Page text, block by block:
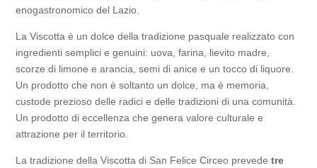
enogastronomico del Lazio.
La Viscotta è un dolce della tradizione pasquale realizzato con
ingredienti semplici e genuini: uova, farina, lievito madre,
scorze di limone e arancia, semi di anice e un tocco di liquore.
Un prodotto che non è soltanto un dolce, ma è memoria,
custode prezioso delle radici e delle tradizioni di una comunità.
Un prodotto di eccellenza che genera valore culturale e
attrazione per il territorio.
La tradizione della Viscotta di San Felice Circeo prevedetre